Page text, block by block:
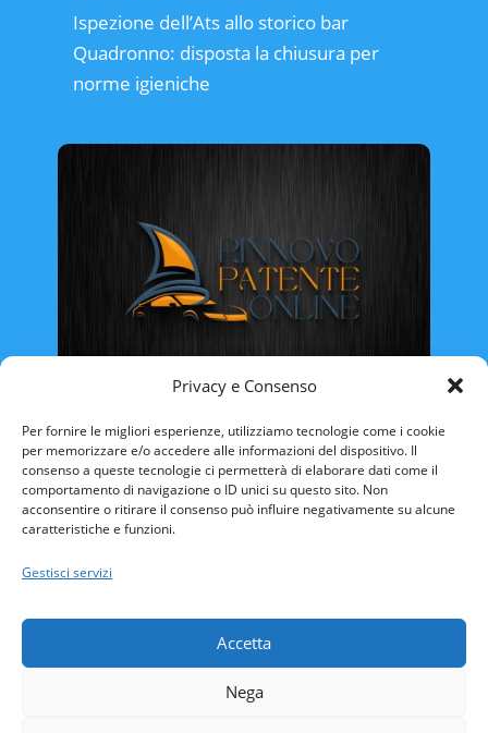
Privacy e Consenso
Per fornire le migliori esperienze, utilizziamo tecnologie come i cookie
per memorizzare e/o accedere alle informazioni del dispositivo. Il
consenso a queste tecnologie ci permetterà di elaborare dati come il
comportamento di navigazione o ID unici su questo sito. Non
acconsentire o ritirare il consenso può influire negativamente su alcune
caratteristiche e funzioni.
Gestisci servizi
Accetta
Nega
Ispezione dell’Ats allo storico bar
Quadronno: disposta la chiusura per
norme igieniche
CAMPANIA
FRIULI VENEZIA-GIULIA
LAZIO
LIGURIA
SARDEGNA